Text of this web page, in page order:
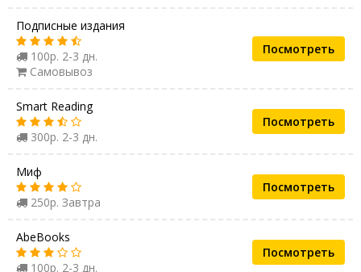
Подписные издания
100р. 2-3 дн.
Самовывоз
Посмотреть
Smart Reading
300р. 2-3 дн.
Посмотреть
Миф
250р. Завтра
Посмотреть
AbeBooks
100р. 2-3 дн.
Посмотреть